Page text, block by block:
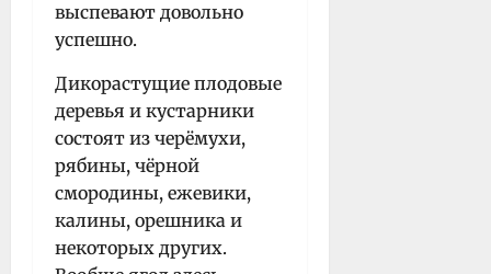
выспевают довольно
успешно.
Дикорастущие плодовые
деревья и кустарники
состоят из черёмухи,
рябины, чёрной
смородины, ежевики,
калины, орешника и
некоторых других.